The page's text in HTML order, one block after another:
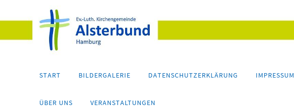
Inhalt
springen
START BILDERGALERIE DATENSCHUTZERKLÄRUNG IMPRESSUM
ÜBER UNS VERANSTALTUNGEN